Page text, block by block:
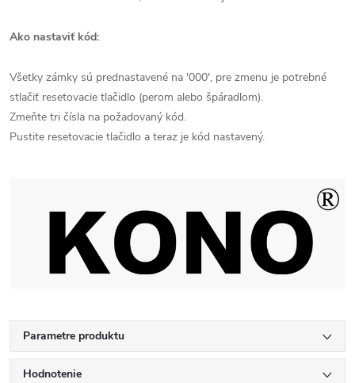
Ako nastaviť kód:
Všetky zámky sú prednastavené na '000', pre zmenu je potrebné
stlačiť resetovacie tlačidlo (perom alebo špáradlom).
Zmeňte tri čísla na požadovaný kód.
Pustite resetovacie tlačidlo a teraz je kód nastavený.
Parametre produktu
Hodnotenie